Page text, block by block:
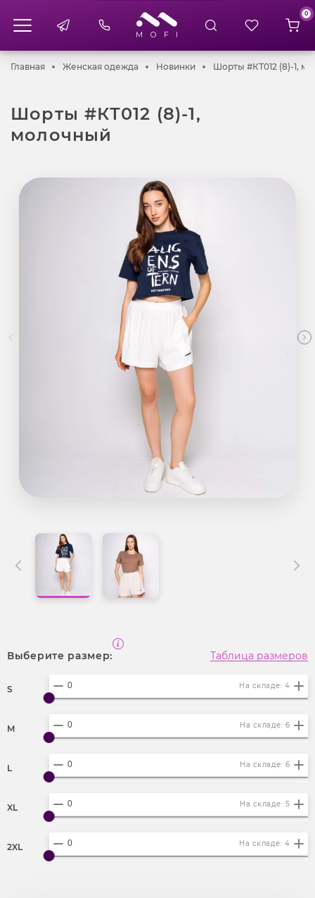
0
ГлавнаяГлавнаяЖенская одежда Женская одежда
НовинкиНовинкиШорты #КТ012 (8)-1,
Шорты #КТ012 (8)-1,
молочный
Выберите размер: Таблица размеров
S На складе: 4
M На складе: 6
L На складе: 6
XL На складе: 5
2XL На складе: 4